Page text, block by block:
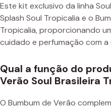
Este kit exclusivo da linha
Splash Soul Tropicalia e o
Tropicalia, proporcionando
cuidado e perfumação com a
Qual a função do
Verão Soul Brasileira
O Bumbum de Verão